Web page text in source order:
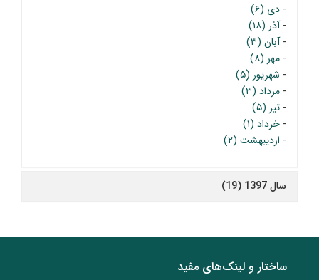
- دی (۶)
-آذر (۱۸)
-آبان (۳)
- مهر (۸)
- شهریور (۵)
- مرداد (۳)
- تیر (۵)
- خرداد (۱)
- اردیبهشت (۲)
سال 1397 (19)
ساختار‌‌ و‌‌ لینک‌های مفید